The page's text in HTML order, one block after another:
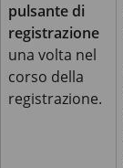
pulsante di
registrazione
una volta nel
corso della
registrazione.